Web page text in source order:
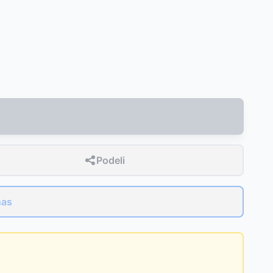
Podeli